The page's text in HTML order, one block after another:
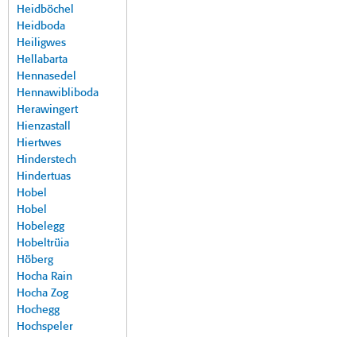
Heidböchel
Heidboda
Heiligwes
Hellabarta
Hennasedel
Hennawibliboda
Herawingert
Hienzastall
Hiertwes
Hinderstech
Hindertuas
Hobel
Hobel
Hobelegg
Hobeltrüia
Höberg
Hocha Rain
Hocha Zog
Hochegg
Hochspeler